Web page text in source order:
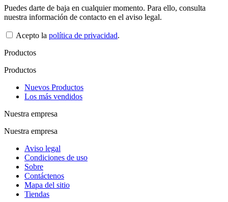
Puedes darte de baja en cualquier momento. Para ello, consulta
nuestra información de contacto en el aviso legal.
Acepto la política de privacidad.
Productos
Productos
Nuevos Productos
Los más vendidos
Nuestra empresa
Nuestra empresa
Aviso legal
Condiciones de uso
Sobre
Contáctenos
Mapa del sitio
Tiendas